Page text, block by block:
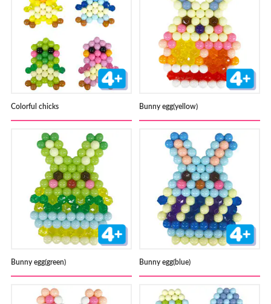
Colorful chicks Bunny egg(yellow)
Bunny egg(green) Bunny egg(blue)